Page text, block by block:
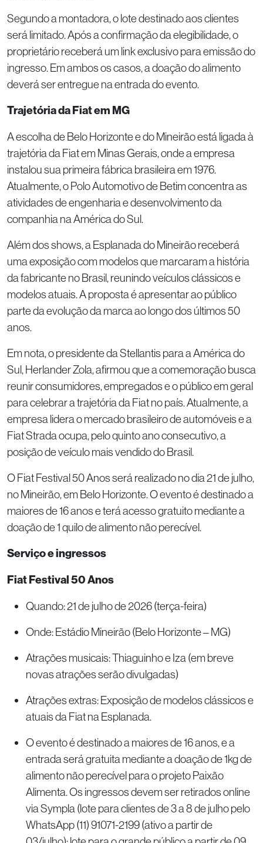
Segundo a montadora, o lote destinado aos clientes
será limitado. Após a confirmação da elegibilidade, o
proprietário receberá um link exclusivo para emissão do
ingresso. Em ambos os casos, a doação do alimento
deverá ser entregue na entrada do evento.
Trajetória da Fiat em MG
A escolha de Belo Horizonte e do Mineirão está ligada à
trajetória da Fiat em Minas Gerais, onde a empresa
instalou sua primeira fábrica brasileira em 1976.
Atualmente, o Polo Automotivo de Betim concentra as
atividades de engenharia e desenvolvimento da
companhia na América do Sul.
Além dos shows, a Esplanada do Mineirão receberá
uma exposição com modelos que marcaram a história
da fabricante no Brasil, reunindo veículos clássicos e
modelos atuais. A proposta é apresentar ao público
parte da evolução da marca ao longo dos últimos 50
anos.
Em nota, o presidente da Stellantis para a América do
Sul, Herlander Zola, afirmou que a comemoração busca
reunir consumidores, empregados e o público em geral
para celebrar a trajetória da Fiat no país. Atualmente, a
empresa lidera o mercado brasileiro de automóveis e a
Fiat Strada ocupa, pelo quinto ano consecutivo, a
posição de veículo mais vendido do Brasil.
O Fiat Festival 50 Anos será realizado no dia 21 de julho,
no Mineirão, em Belo Horizonte. O evento é destinado a
maiores de 16 anos e terá acesso gratuito mediante a
doação de 1 quilo de alimento não perecível.
Serviço e ingressos
Fiat Festival 50 Anos
Quando: 21 de julho de 2026 (terça-feira)
Onde: Estádio Mineirão (Belo Horizonte – MG)
Atrações musicais: Thiaguinho e Iza (em breve
novas atrações serão divulgadas)
Atrações extras: Exposição de modelos clássicos e
atuais da Fiat na Esplanada.
O evento é destinado a maiores de 16 anos, e a
entrada será gratuita mediante a doação de 1kg de
alimento não perecível para o projeto Paixão
Alimenta. Os ingressos devem ser retirados online
via Sympla (lote para clientes de 3 a 8 de julho pelo
WhatsApp (11) 91071-2199 (ativo a partir de